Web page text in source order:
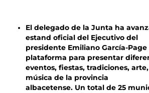
El delegado de la Junta ha
estand oficial del Ejecutivo del
presidente Emiliano García-Page
plataforma para presentar
eventos, fiestas, tradiciones,
música de la provincia
albacetense. Un total de 25